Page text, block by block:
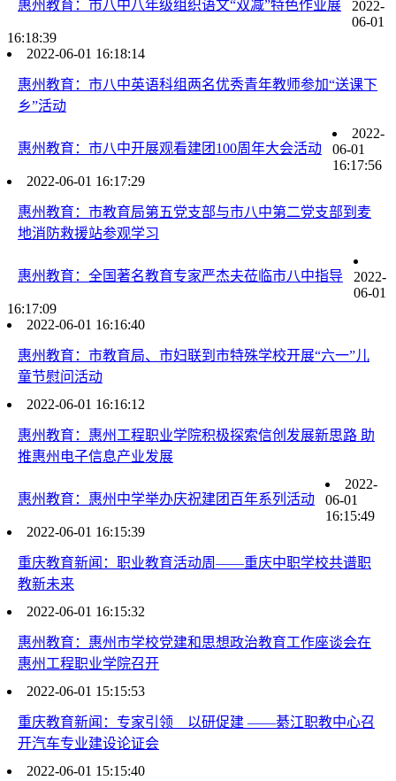
惠州教育：市八中八年级组织语文“双减”特色作业展
2022-
06-01
16:18:39
惠州教育：市八中英语科组两名优秀青年教师参加“送课下
乡”活动
2022-06-01 16:18:14
惠州教育：市八中开展观看建团100周年大会活动
2022-
06-01
16:17:56
惠州教育：市教育局第五党支部与市八中第二党支部到麦
地消防救援站参观学习
2022-06-01 16:17:29
惠州教育：全国著名教育专家严杰夫莅临市八中指导
2022-
06-01
16:17:09
惠州教育：市教育局、市妇联到市特殊学校开展“六一”儿
童节慰问活动
2022-06-01 16:16:40
惠州教育：惠州工程职业学院积极探索信创发展新思路 助
推惠州电子信息产业发展
2022-06-01 16:16:12
惠州教育：惠州中学举办庆祝建团百年系列活动
2022-
06-01
16:15:49
重庆教育新闻：职业教育活动周——重庆中职学校共谱职
教新未来
2022-06-01 16:15:39
惠州教育：惠州市学校党建和思想政治教育工作座谈会在
惠州工程职业学院召开
2022-06-01 16:15:32
重庆教育新闻：专家引领 以研促建 ——綦江职教中心召
开汽车专业建设论证会
2022-06-01 15:15:53
2022-06-01 15:15:40